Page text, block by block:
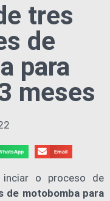
tres
de
para
meses
Email
o proceso de
motobomba para